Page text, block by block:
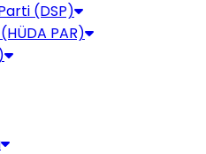
(DSP)
PAR)